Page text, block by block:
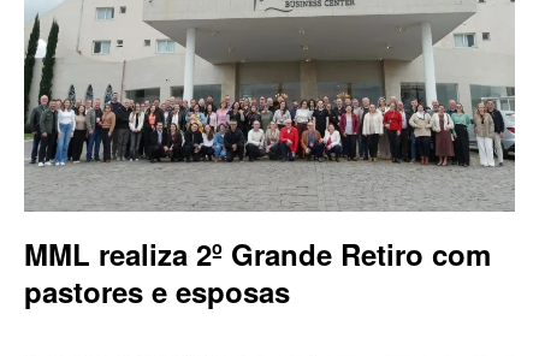
MML realiza 2º Grande Retiro com
pastores e esposas